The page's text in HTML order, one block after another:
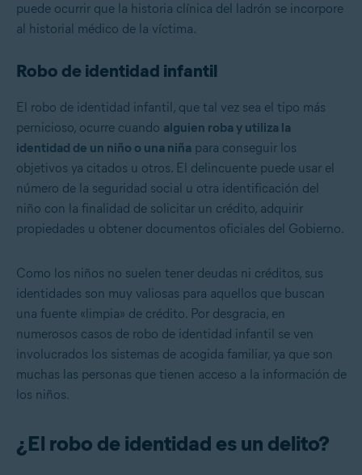
puede ocurrir que la historia clínica del ladrón se incorpore
al historial médico de la víctima.
Robo de identidad infantil
El robo de identidad infantil, que tal vez sea el tipo más
pernicioso, ocurre cuando alguien roba y utiliza la
identidad de un niño o una niña para conseguir los
objetivos ya citados u otros. El delincuente puede usar el
número de la seguridad social u otra identificación del
niño con la finalidad de solicitar un crédito, adquirir
propiedades u obtener documentos oficiales del Gobierno.
Como los niños no suelen tener deudas ni créditos, sus
identidades son muy valiosas para aquellos que buscan
una fuente «limpia» de crédito. Por desgracia, en
numerosos casos de robo de identidad infantil se ven
involucrados los sistemas de acogida familiar, ya que son
muchas las personas que tienen acceso a la información de
los niños.
¿El robo de identidad es un delito?